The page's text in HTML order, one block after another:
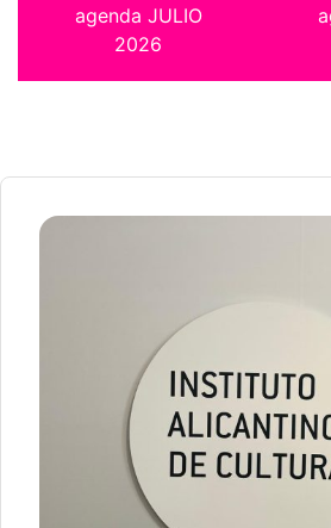
agenda JULIO
2026